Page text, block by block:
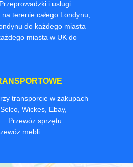
i usługi
terenie całego Londynu,
do każdego miasta
miasta w UK do
transporcie w zakupach
Wickes, Ebay,
Przewóz sprzętu
mebli.